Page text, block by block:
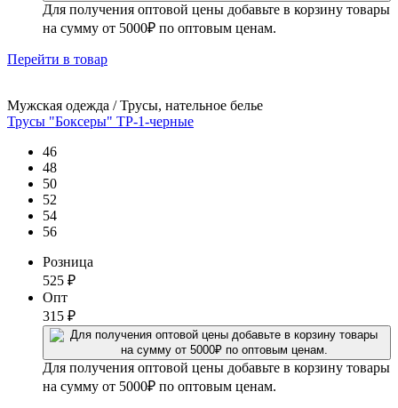
Для получения оптовой цены добавьте в корзину товары
на сумму от 5000₽ по оптовым ценам.
Перейти в товар
Мужская одежда / Трусы, нательное белье
Трусы "Боксеры" ТР-1-черные
46
48
50
52
54
56
Розница
525 ₽
Опт
315 ₽
Для получения оптовой цены добавьте в корзину товары
на сумму от 5000₽ по оптовым ценам.